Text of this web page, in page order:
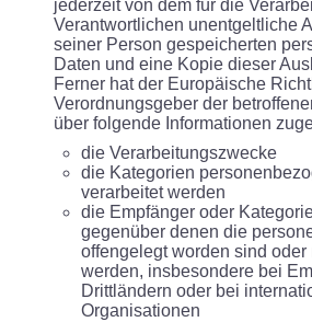
jederzeit von dem für die
Verantwortlichen unentgeltliche
seiner Person gespeicherten
Daten und eine Kopie dieser
Ferner hat der Europäische
Verordnungsgeber der
über folgende Informationen
die Verarbeitungszwecke
die Kategorien
verarbeitet werden
die Empfänger oder
gegenüber denen die
offengelegt worden sind
werden, insbesondere bei
Drittländern oder bei
Organisationen